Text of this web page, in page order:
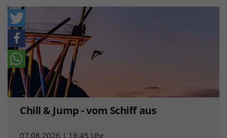
Chill & Jump - vom Schiff aus
07.08.2026 | 18:45 Uhr